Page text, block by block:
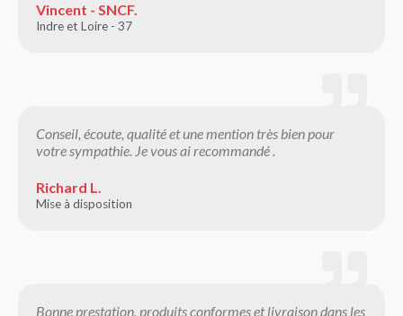
Vincent - SNCF.
Indre et Loire - 37
Conseil, écoute, qualité et une mention très bien pour
votre sympathie. Je vous ai recommandé .
Richard L.
Mise à disposition
Bonne prestation, produits conformes et livraison dans les